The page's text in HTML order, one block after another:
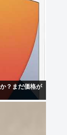
？まだ価格が